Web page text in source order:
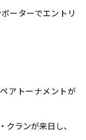
ーターでエントリ
アトーナメントが
ランが来日し、